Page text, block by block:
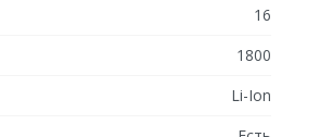
16
1800
Li-Ion